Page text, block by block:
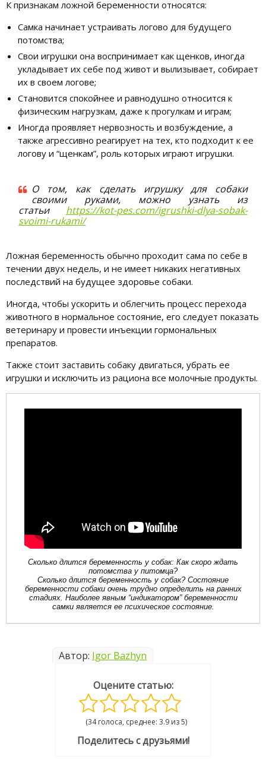
К признакам ложной беременности относятся:
Самка начинает устраивать логово для будущего
потомства;
Свои игрушки она воспринимает как щенков, иногда
укладывает их себе под живот и вылизывает, собирает
их в своем логове;
Становится спокойнее и равнодушно относится к
физическим нагрузкам, даже к прогулкам и играм;
Иногда проявляет нервозность и возбуждение, а
также агрессивно реагирует на тех, кто подходит к ее
логову и “щенкам”, роль которых играют игрушки.
О том, как сделать игрушку для собаки
своими руками, можно узнать из
статьи https://kot-pes.com/igrushki-dlya-sobak-
svoimi-rukami/
Ложная беременность обычно проходит сама по себе в
течении двух недель, и не имеет никаких негативных
последствий на будущее здоровье собаки.
Иногда, чтобы ускорить и облегчить процесс перехода
животного в нормальное состояние, его следует показать
ветеринару и провести инъекции гормональных
препаратов.
Также стоит заставить собаку двигаться, убрать ее
игрушки и исключить из рациона все молочные продукты.
Сколько длится беременность у собак: Как скоро ждать
потомства у питомца?
Сколько длится беременность у собак? Состояние
беременности собаки очень трудно определить на ранних
стадиях. Наиболее явным “индикатором” беременности
самки является ее психическое состояние.
Автор: Igor Bazhyn
Оцените статью:
(34 голоса, среднее: 3.9 из 5)
Поделитесь с друзьями!